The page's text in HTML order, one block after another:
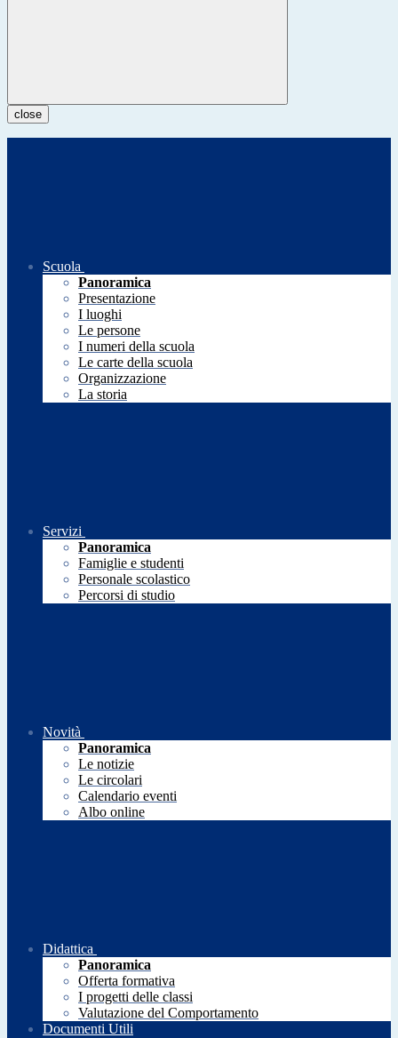
close
Scuola
Panoramica
Presentazione
I luoghi
Le persone
I numeri della scuola
Le carte della scuola
Organizzazione
La storia
Servizi
Panoramica
Famiglie e studenti
Personale scolastico
Percorsi di studio
Novità
Panoramica
Le notizie
Le circolari
Calendario eventi
Albo online
Didattica
Panoramica
Offerta formativa
I progetti delle classi
Valutazione del Comportamento
Documenti Utili